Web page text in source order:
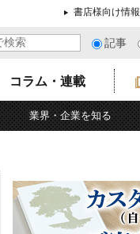
書店様向け情報
記事
業界・企業を知る
コラム・連載